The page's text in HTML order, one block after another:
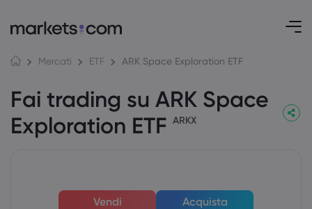
Mercati ETF ARK Space Exploration ETF
Fai trading su ARK Space
Exploration ETF ARKX
Vendi Acquista